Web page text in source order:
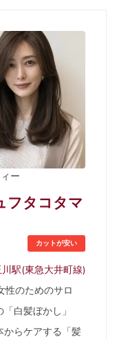
ー
フタコタマ
カットが安い
駅(東急大井町線)
性のためのサロ
白髪ぼかし」
からケアする「髪